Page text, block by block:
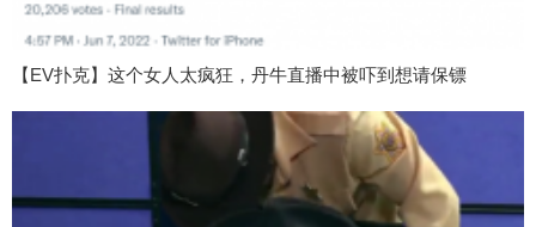
【EV扑克】这个女人太疯狂，丹牛直播中被吓到想请保镖